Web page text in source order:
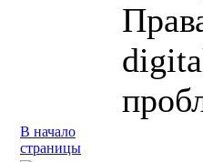
В начало
страницы